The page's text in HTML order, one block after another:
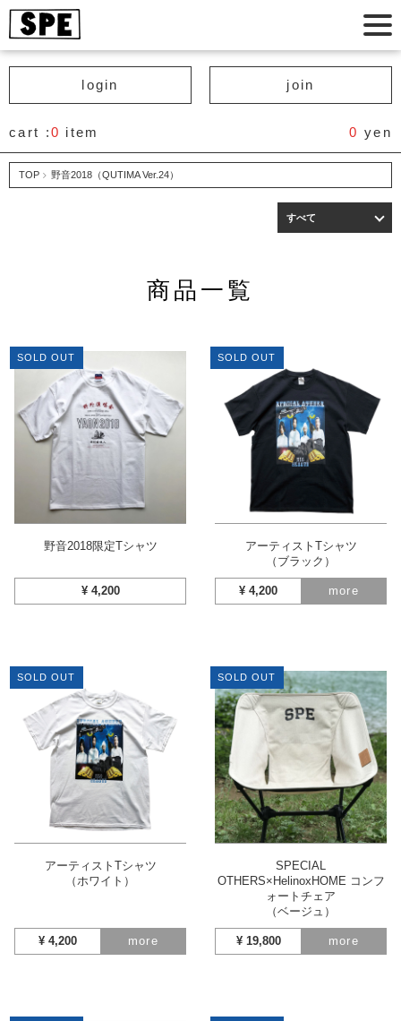
login join
cart :0 item 0 yen
TOP 野音2018（QUTIMA Ver.24）
すべて
商品一覧
SOLD OUT
野音2018限定Tシャツ
¥ 4,200
SOLD OUT
アーティストTシャツ
（ブラック）
¥ 4,200 more
SOLD OUT
アーティストTシャツ
（ホワイト）
¥ 4,200 more
SOLD OUT
SPECIAL
OTHERS×HelinoxHOME コンフ
ォートチェア
（ベージュ）
¥ 19,800 more